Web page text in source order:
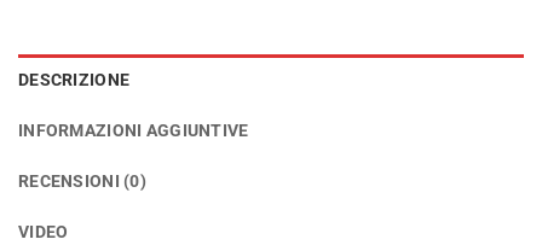
DESCRIZIONE
INFORMAZIONI AGGIUNTIVE
RECENSIONI (0)
VIDEO